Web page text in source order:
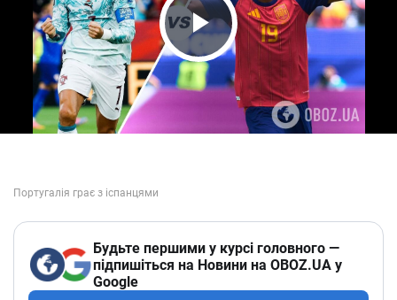
Play Video
Будьте першими у курсі головного —
підпишіться на Новини на OBOZ.UA у
Google